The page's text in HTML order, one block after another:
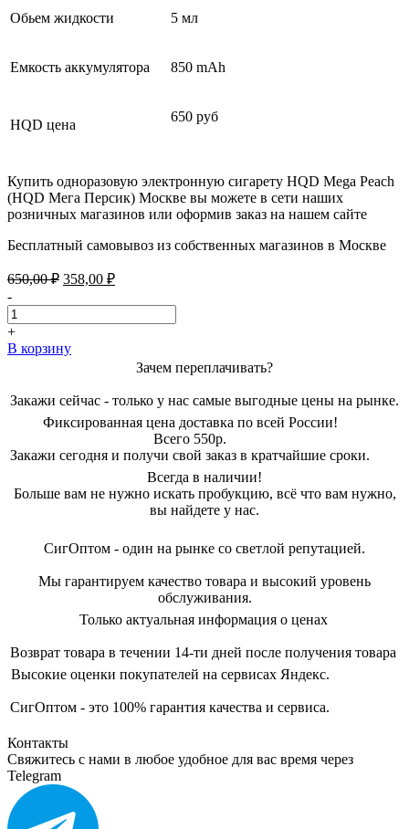
Обьем жидкости 5 мл
Емкость аккумулятора 850 mAh
HQD цена
650 руб
Купить одноразовую электронную сигарету HQD Mega Peach
(HQD Мега Персик) Москве вы можете в сети наших
розничных магазинов или оформив заказ на нашем сайте
Бесплатный самовывоз из собственных магазинов в Москве
650,00₽ Первоначальная
составляла
650,00 ₽.
358,00 ₽Текущая
358,00 ₽.
-
+
В корзину
Зачем переплачивать?
Закажи сейчас - только у нас самые выгодные цены на рынке.
Фиксированная цена доставка по всей России!
Всего 550р.
Закажи сегодня и получи свой заказ в кратчайшие сроки.
Всегда в наличии!
Больше вам не нужно искать пробукцию, всё что вам нужно,
вы найдете у нас.
СигОптом - один на рынке со светлой репутацией.
Мы гарантируем качество товара и высокий уровень
обслуживания.
Только актуальная информация о ценах
Возврат товара в течении 14-ти дней после получения товара
Высокие оценки покупателей на сервисах Яндекс.
СигОптом - это 100% гарантия качества и сервиса.
Контакты
Свяжитесь с нами в любое удобное для вас время через
Telegram